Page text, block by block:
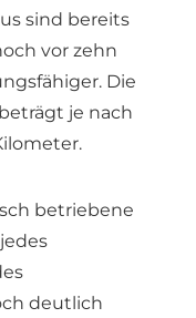
sind bereits
vor zehn
Die
je nach
betriebene
deutlich